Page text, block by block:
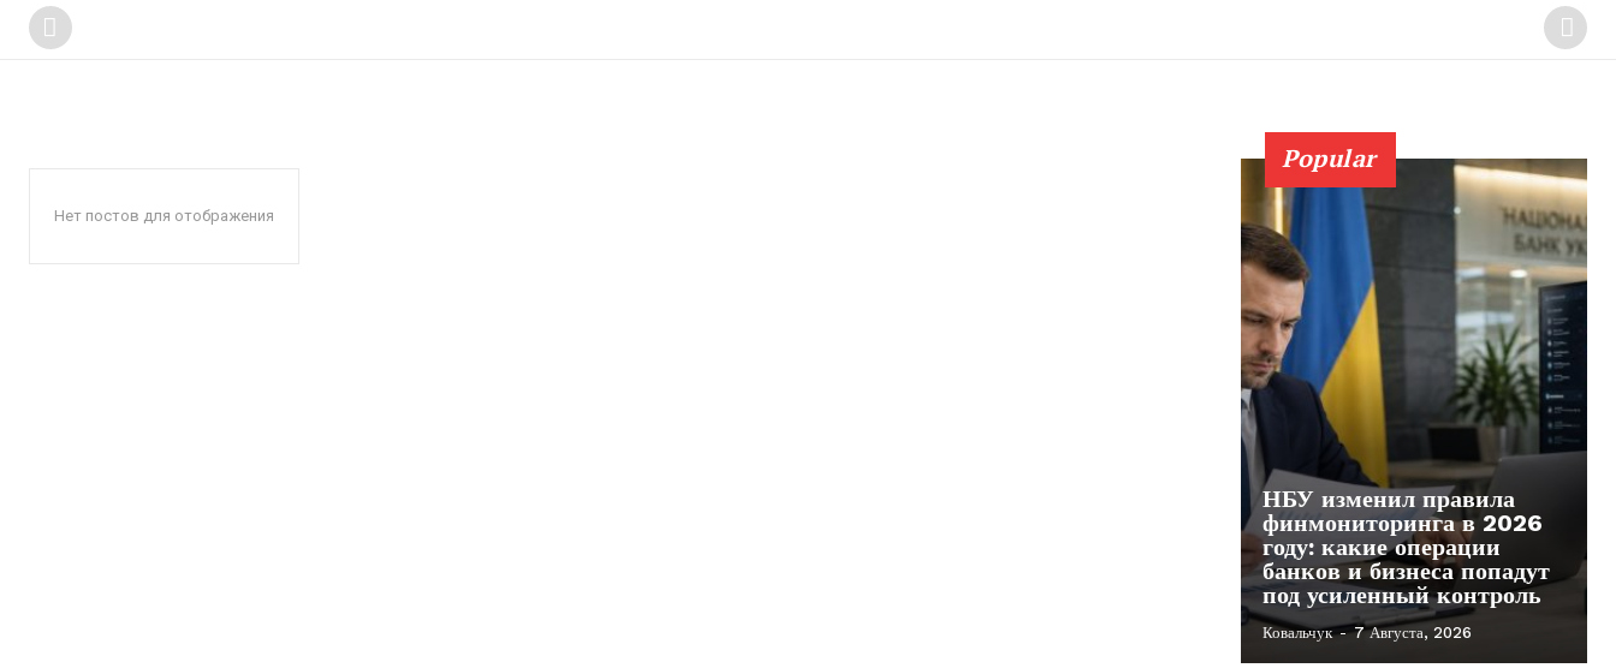
Нет постов для отображения
Popular
НБУ изменил правила
финмониторинга в 2026
году: какие операции
банков и бизнеса попадут
под усиленный контроль
Ковальчук - 7 Августа, 2026